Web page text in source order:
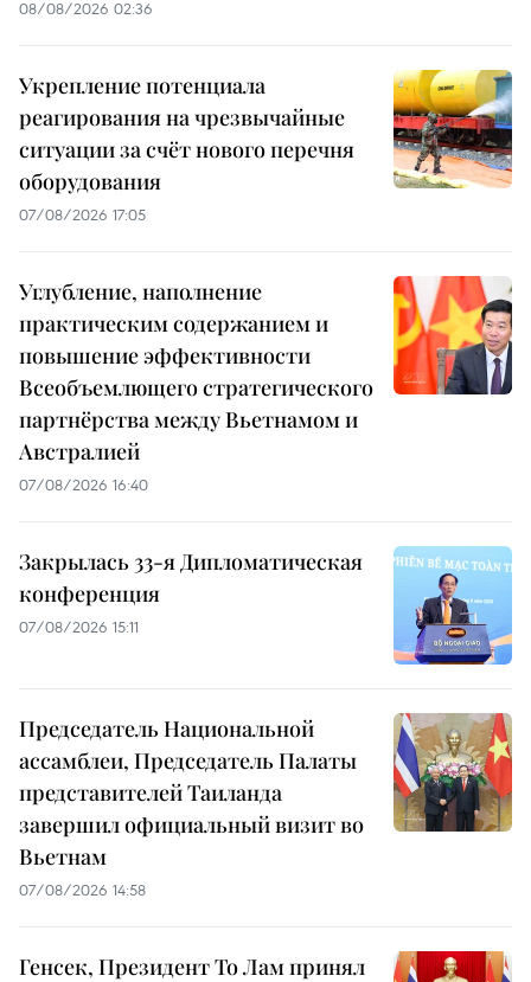
08/08/2026 02:36
Укрепление потенциала
реагирования на чрезвычайные
ситуации за счёт нового перечня
оборудования
07/08/2026 17:05
Углубление, наполнение
практическим содержанием и
повышение эффективности
Всеобъемлющего стратегического
партнёрства между Вьетнамом и
Австралией
07/08/2026 16:40
Закрылась 33-я Дипломатическая
конференция
07/08/2026 15:11
Председатель Национальной
ассамблеи, Председатель Палаты
представителей Таиланда
завершил официальный визит во
Вьетнам
07/08/2026 14:58
Генсек, Президент То Лам принял